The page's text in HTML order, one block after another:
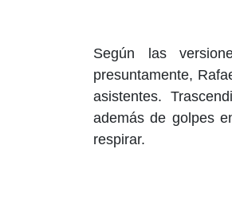
Según las
presuntamente,
asistentes.
además de golpes
respirar.